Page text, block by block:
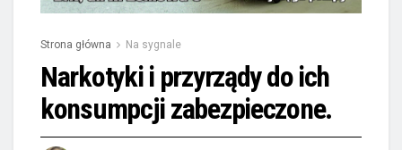
Strona główna Na sygnale
Narkotyki i przyrządy do ich
konsumpcji zabezpieczone.